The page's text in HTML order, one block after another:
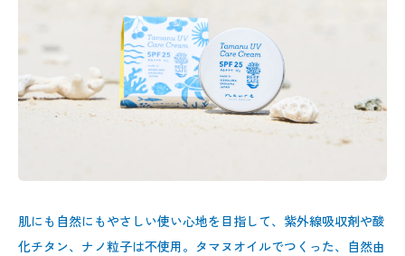
肌にも自然にもやさしい使い心地を目指して、紫外線吸収剤や酸
化チタン、ナノ粒子は不使用。タマヌオイルでつくった、自然由